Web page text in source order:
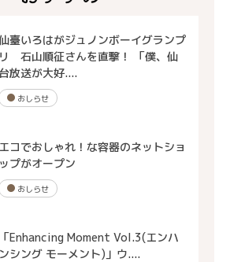
臺いろはがジュノンボーイグランプ
リ 石山順征さんを直撃！ 「僕、仙
放送が大好....
おしらせ
エコでおしゃれ！な容器のネットショ
ップがオープン
おしらせ
「Enhancing Moment Vol.3(エンハ
ンシング モーメント)」ウ....